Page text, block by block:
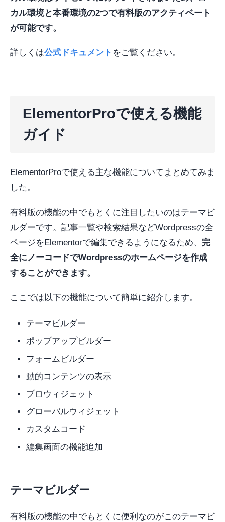
カル環境と本番環境の2つで有料版のアクティベート
が可能です。
詳しくは公式ドキュメント をご覧ください。
ElementorProで使える機能
ガイド
ElementorProで使える主な機能についてまとめてみま
した。
有料版の機能の中でもとくに注目したいのはテーマビ
ルダーです。記事一覧や検索結果などWordpressの全
ページをElementorで編集できるようになるため、 完
全にノーコードでWordpressのホームページを作成
することができます。
ここでは以下の機能について簡単に紹介します。
テーマビルダー
ポップアップビルダー
フォームビルダー
動的コンテンツの表示
プロウィジェット
グローバルウィジェット
カスタムコード
編集画面の機能追加
テーマビルダー
有料版の機能の中でもとくに便利なのがこのテーマビ